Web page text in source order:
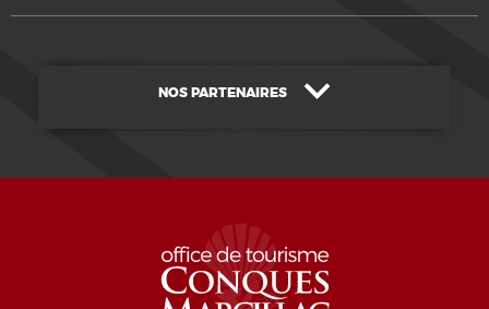
NOS PARTENAIRES